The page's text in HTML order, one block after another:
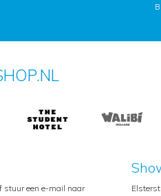
stuur een e-mail naar